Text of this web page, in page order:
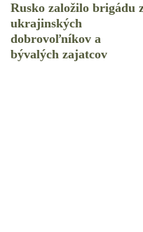
Rusko založilo brigádu
ukrajinských
dobrovoľníkov a
bývalých zajatcov